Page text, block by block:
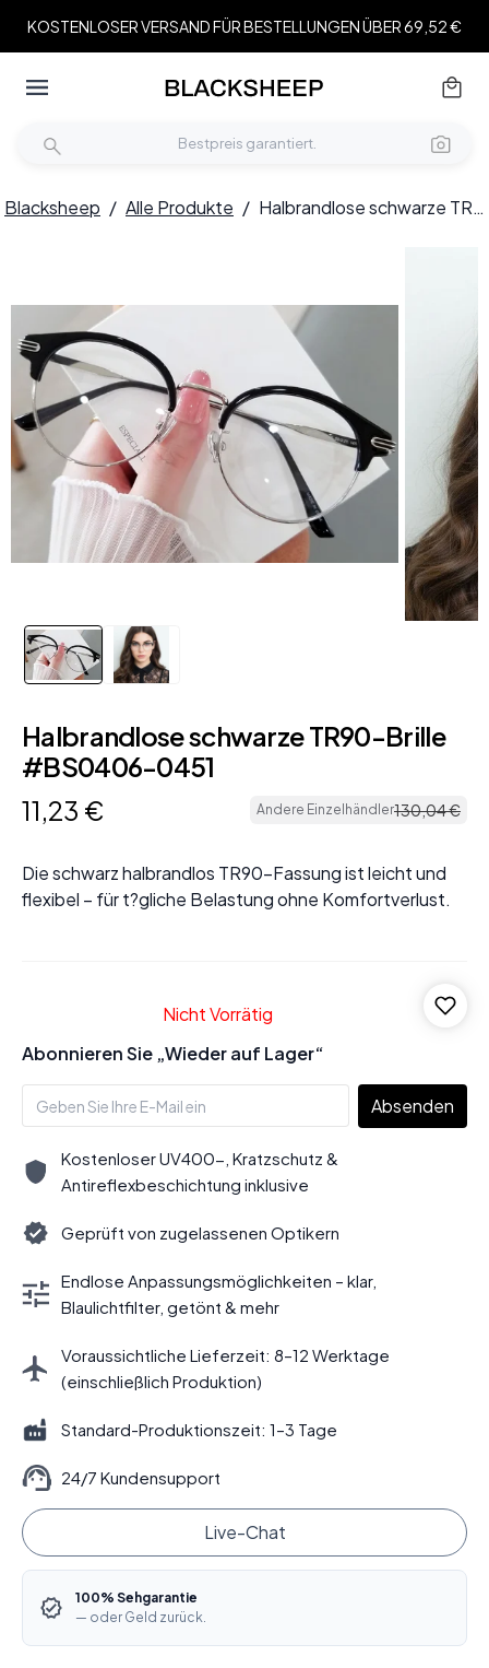
KOSTENLOSER VERSAND FÜR BESTELLUNGEN ÜBER 69,52 €
Blacksheep / Alle Produkte / Halbrandlose schwarze TR90-Brille #BS0406-0451
Halbrandlose schwarze TR90-Brille
#BS0406-0451
11,23 € Andere Einzelhändler130,04€
Die schwarz halbrandlos TR90-Fassung ist leicht und
flexibel – für t?gliche Belastung ohne Komfortverlust.
Nicht Vorrätig
Abonnieren Sie „Wieder auf Lager“
Absenden
Kostenloser UV400-, Kratzschutz &
Antireflexbeschichtung inklusive
Geprüft von zugelassenen Optikern
Endlose Anpassungsmöglichkeiten – klar,
Blaulichtfilter, getönt & mehr
Voraussichtliche Lieferzeit: 8–12 Werktage
(einschließlich Produktion)
Standard-Produktionszeit: 1–3 Tage
24/7 Kundensupport
Live-Chat
100% Sehgarantie
— oder Geld zurück.